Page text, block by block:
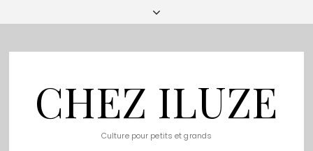
CHEZ ILUZE
Culture pour petits et grands